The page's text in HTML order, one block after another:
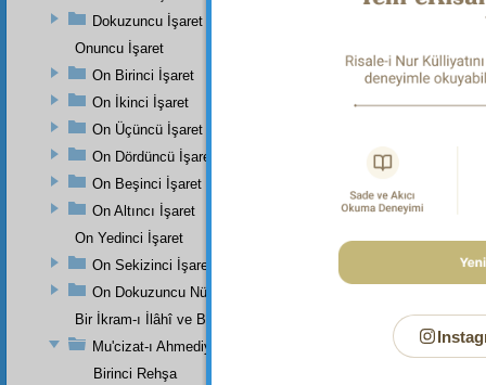
Dokuzuncu İşaret
Onuncu İşaret
On Birinci İşaret
On İkinci İşaret
On Üçüncü İşaret
On Dördüncü İşaret
On Beşinci İşaret
On Altıncı İşaret
On Yedinci İşaret
On Sekizinci İşaret
On Dokuzuncu Nükteli İşaret
Bir İkram-ı İlâhî ve Bir Eser-i İnâyet-i Rabbâniye
Mu'cizat-ı Ahmediye'nin Birinci Zeyli
Birinci Rehşa